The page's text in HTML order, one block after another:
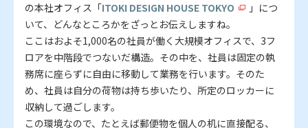
の本社オフィス「ITOKI DESIGN HOUSE TOKYO
」につ
いて、どんなところかをざっとお伝えしますね。
ここはおよそ1,000名の社員が働く大規模オフィスで、3フ
ロアを中階段でつないだ構造。その中を、社員は固定の執
務席に座らずに自由に移動して業務を行います。そのた
め、社員は自分の荷物は持ち歩いたり、所定のロッカーに
収納して過ごします。
この環境なので、たとえば郵便物を個人の机に直接配る、